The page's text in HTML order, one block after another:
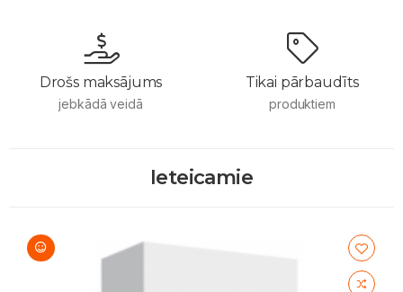
Drošs maksājums
jebkādā veidā
Tikai pārbaudīts
produktiem
Ieteicamie